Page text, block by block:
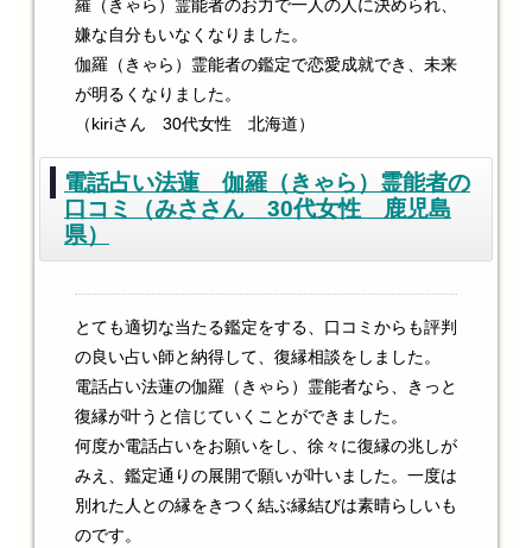
羅（きゃら）霊能者のお力で一人の人に決められ、
嫌な自分もいなくなりました。
伽羅（きゃら）霊能者の鑑定で恋愛成就でき、未来
が明るくなりました。
（kiriさん 30代女性 北海道）
電話占い法蓮 伽羅（きゃら）霊能者の
口コミ（みささん 30代女性 鹿児島
県）
とても適切な当たる鑑定をする、口コミからも評判
の良い占い師と納得して、復縁相談をしました。
電話占い法蓮の伽羅（きゃら）霊能者なら、きっと
復縁が叶うと信じていくことができました。
何度か電話占いをお願いをし、徐々に復縁の兆しが
みえ、鑑定通りの展開で願いが叶いました。一度は
別れた人との縁をきつく結ぶ縁結びは素晴らしいも
のです。